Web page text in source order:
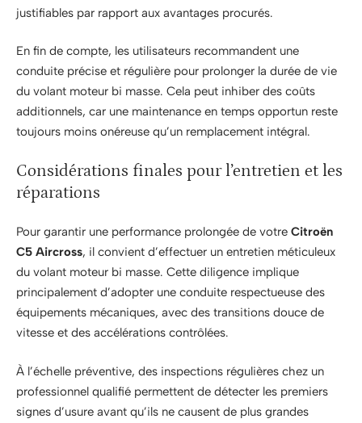
justifiables par rapport aux avantages procurés.
En fin de compte, les utilisateurs recommandent une
conduite précise et régulière pour prolonger la durée de vie
du volant moteur bi masse. Cela peut inhiber des coûts
additionnels, car une maintenance en temps opportun reste
toujours moins onéreuse qu’un remplacement intégral.
Considérations finales pour l’entretien et les
réparations
Pour garantir une performance prolongée de votre Citroën
C5 Aircross, il convient d’effectuer un entretien méticuleux
du volant moteur bi masse. Cette diligence implique
principalement d’adopter une conduite respectueuse des
équipements mécaniques, avec des transitions douce de
vitesse et des accélérations contrôlées.
À l’échelle préventive, des inspections régulières chez un
professionnel qualifié permettent de détecter les premiers
signes d’usure avant qu’ils ne causent de plus grandes